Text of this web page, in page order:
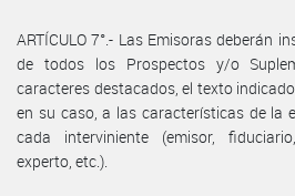
ARTÍCULO 7°.- Las Emisoras deberán
de todos los Prospectos y/o
caracteres destacados, el texto
en su caso, a las características de la
cada interviniente (emisor,
experto, etc.).